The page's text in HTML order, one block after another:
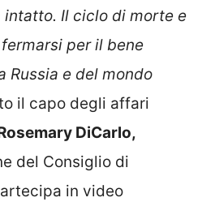
intatto. Il ciclo di morte e
per il bene
Russia e del mondo
il capo degli affari
DiCarlo,
del Consiglio di
in video